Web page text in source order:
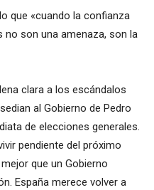
que «cuando la confianza
no son una amenaza, son la
clara a los escándalos
al Gobierno de Pedro
de elecciones generales.
pendiente del próximo
que un Gobierno
España merece volver a